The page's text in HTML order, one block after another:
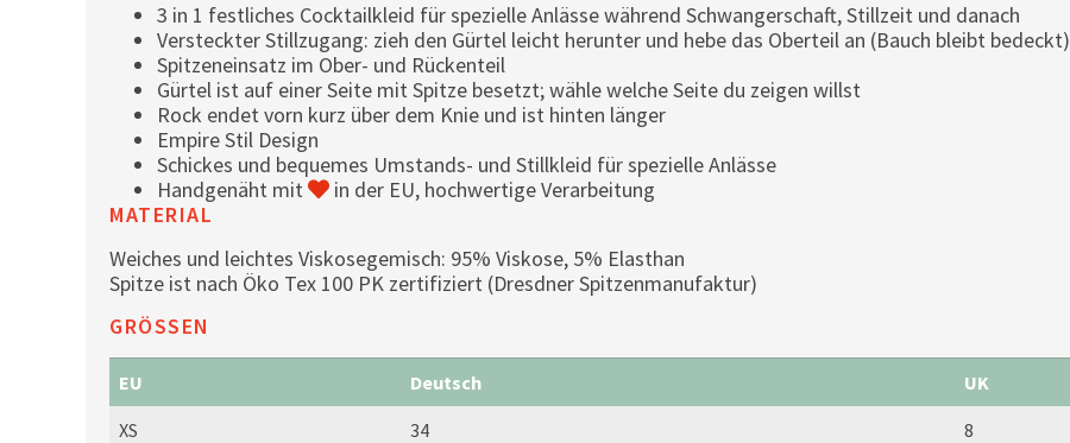
3 in 1 festliches Cocktailkleid für spezielle Anlässe während Schwangerschaft, Stillzeit und danach
Versteckter Stillzugang: zieh den Gürtel leicht herunter und hebe das Oberteil an (Bauch bleibt bedeckt)
Spitzeneinsatz im Ober- und Rückenteil
Gürtel ist auf einer Seite mit Spitze besetzt; wähle welche Seite du zeigen willst
Rock endet vorn kurz über dem Knie und ist hinten länger
Empire Stil Design
Schickes und bequemes Umstands- und Stillkleid für spezielle Anlässe
Handgenäht mit
in der EU, hochwertige Verarbeitung
MATERIAL
Weiches und leichtes Viskosegemisch: 95% Viskose, 5% Elasthan
Spitze ist nach Öko Tex 100 PK zertifiziert (Dresdner Spitzenmanufaktur)
GRÖSSEN
EU Deutsch UK
XS
34 8